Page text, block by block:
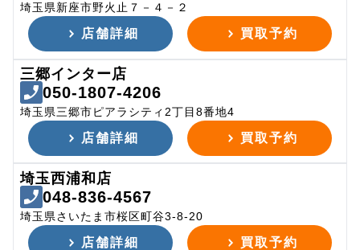
埼玉県新座市野火止７－４－２
店舗詳細 買取予約
三郷インター店
050-1807-4206
埼玉県三郷市ピアラシティ2丁目8番地4
店舗詳細 買取予約
埼玉西浦和店
048-836-4567
埼玉県さいたま市桜区町谷3-8-20
店舗詳細 買取予約